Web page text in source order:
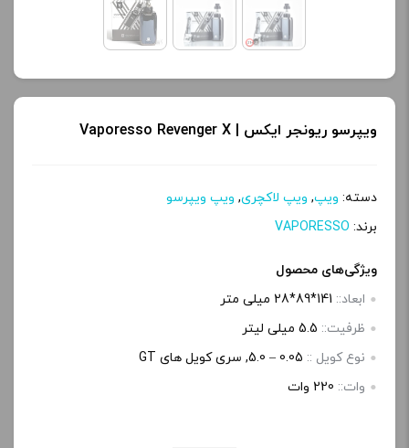
ویپرسو ریونجر ایکس | Vaporesso Revenger X
دسته: ویپ, ویپ لاکچری, ویپ ویپرسو
برند: VAPORESSO
ویژگی‌های محصول
ابعاد:: 141*89*28 میلی متر
ظرفیت:: 5.5 میلی لیتر
نوع کویل :: 0.05 – 5.0, سری کویل های GT
وات:: 220 وات